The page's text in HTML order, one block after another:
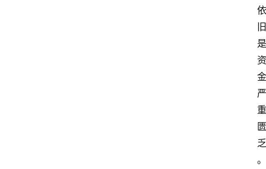
依
旧
是
资
金
严
重
匮
乏
。